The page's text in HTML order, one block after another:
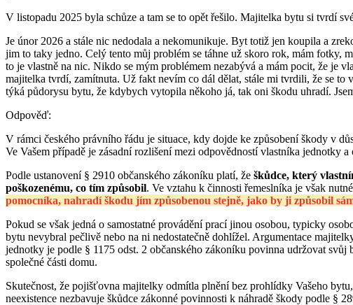
V listopadu 2025 byla schůze a tam se to opět řešilo. Majitelka bytu si tvrdí
Je únor 2026 a stále nic nedodala a nekomunikuje. Byt totiž jen koupila a
jim to taky jedno. Celý tento můj problém se táhne už skoro rok, mám fotky,
to je vlastně na nic. Nikdo se mým problémem nezabývá a mám pocit, že je
majitelka tvrdí, zamítnuta. Už fakt nevím co dál dělat, stále mi tvrdili, že se
týká půdorysu bytu, že kdybych vytopila někoho já, tak oni škodu uhradí.
Odpověď:
V rámci českého právního řádu je situace, kdy dojde ke způsobení škody v
Ve Vašem případě je zásadní rozlišení mezi odpovědností vlastníka jednotky
Podle ustanovení § 2910 občanského zákoníku platí, že škůdce, který
poškozenému, co tím způsobil. Ve vztahu k činnosti řemeslníka je však
pomocníka, nahradí škodu jím způsobenou stejně, jako by ji způsobil
Pokud se však jedná o samostatné provádění prací jinou osobou, typicky
bytu nevybral pečlivě nebo na ni nedostatečně dohlížel. Argumentace
jednotky je podle § 1175 odst. 2 občanského zákoníku povinna udržovat
společné části domu.
Skutečnost, že pojišťovna majitelky odmítla plnění bez prohlídky Vašeho
neexistence nezbavuje škůdce zákonné povinnosti k náhradě škody podle §